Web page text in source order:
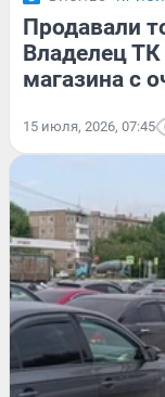
Продавали
Владелец
магазина с
15 июля, 2026, 07:45